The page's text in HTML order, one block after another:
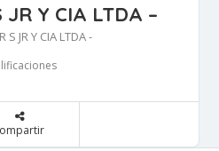
JR Y CIA LTDA –
S JR Y CIA LTDA -